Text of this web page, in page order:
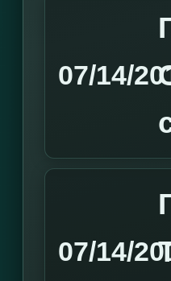
07/14/
07/14/